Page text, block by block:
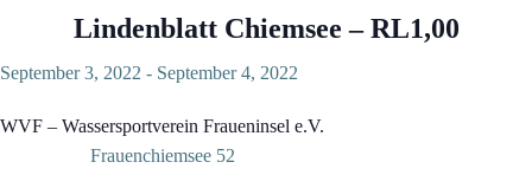
Lindenblatt Chiemsee – RL1,00
September 3, 2022 - September 4, 2022
WVF – Wassersportverein Fraueninsel e.V.
Frauenchiemsee 52